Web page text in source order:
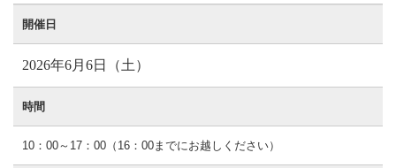
開催日
2026年6月6日（土）
時間
10：00～17：00（16：00までにお越しください）